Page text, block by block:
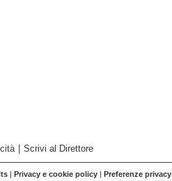
Scrivi al Direttore
| Privacy e cookie policy | Preferenze privacy